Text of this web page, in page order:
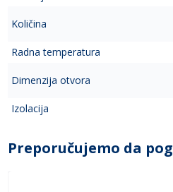
Količina
Radna temperatura
Dimenzija otvora
Izolacija
Preporučujemo da